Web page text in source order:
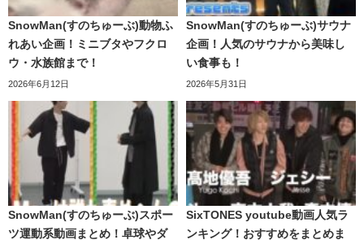
2019/8/28
本
照
万回
の食べたいものを当て
ろ！
2019/10/16
太
万回
の食べたいものは？
2019/11/20
部
亮
547
万回
【絶品海鮮づくし】阿部
亮平の食べたいものは？
SnowMan(すのちゅーぶ)動物ふ
れあい企画！ミニブタやフクロ
ウ・水族館まで！
2026年6月12日
SnowMan(すのちゅーぶ)サウナ
企画！人気のサウナから美味し
い食事も！
2026年5月31日
SnowMan(すのちゅーぶ)スポー
ツ運動系動画まとめ！卓球やダ
SixTONES youtube動画人気ラ
ンキング！おすすめをまとめま